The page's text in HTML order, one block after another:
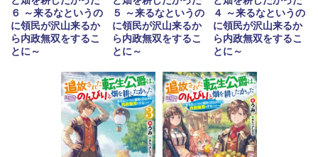
６ ～来るなというの
に領民が沢山来るか
ら内政無双をするこ
とに～
５ ～来るなというの
に領民が沢山来るか
ら内政無双をするこ
とに～
４ ～来るなというの
に領民が沢山来るか
ら内政無双をするこ
とに～